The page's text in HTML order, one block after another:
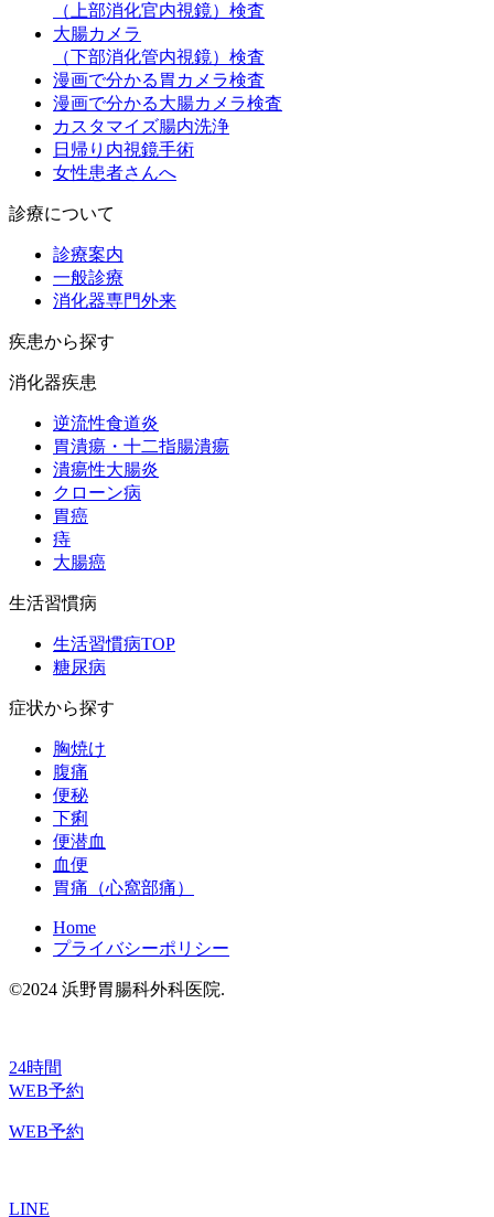
（上部消化官内視鏡） 検査
大腸カメラ
（下部消化管内視鏡） 検査
漫画で分かる胃カメラ検査
漫画で分かる大腸カメラ検査
カスタマイズ腸内洗浄
日帰り内視鏡手術
女性患者さんへ
診療について
診療案内
一般診療
消化器専門外来
疾患から探す
消化器疾患
逆流性食道炎
胃潰瘍・十二指腸潰瘍
潰瘍性大腸炎
クローン病
胃癌
痔
大腸癌
生活習慣病
生活習慣病TOP
糖尿病
症状から探す
胸焼け
腹痛
便秘
下痢
便潜血
血便
胃痛（心窩部痛）
Home
プライバシーポリシー
©2024 浜野胃腸科外科医院.
24時間
WEB予約
WEB予約
LINE